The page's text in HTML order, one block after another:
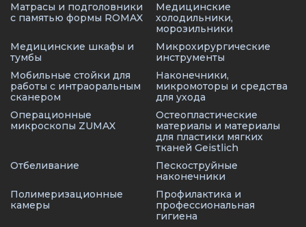
Матрасы и подголовники
с памятью формы ROMAX
Медицинские
холодильники,
морозильники
Медицинские шкафы и
тумбы
Микрохирургические
инструменты
Мобильные стойки для
работы с интраоральным
сканером
Наконечники,
микромоторы и средства
для ухода
Операционные
микроскопы ZUMAX
Остеопластические
материалы и материалы
для пластики мягких
тканей Geistlich
Отбеливание
Пескоструйные
наконечники
Полимеризационные
камеры
Профилактика и
профессиональная
гигиена